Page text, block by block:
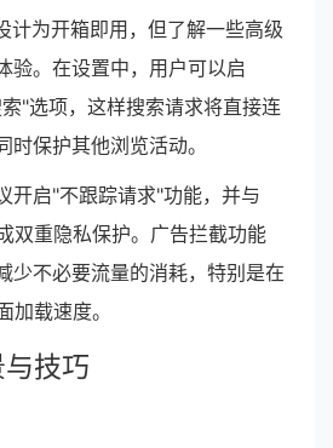
计为开箱即用，但了解一些高级
验。在设置中，用户可以启
"选项，这样搜索请求将直接连
保护其他浏览活动。
开启"不跟踪请求"功能，并与
双重隐私保护。广告拦截功能
少不必要流量的消耗，特别是在
加载速度。
技巧